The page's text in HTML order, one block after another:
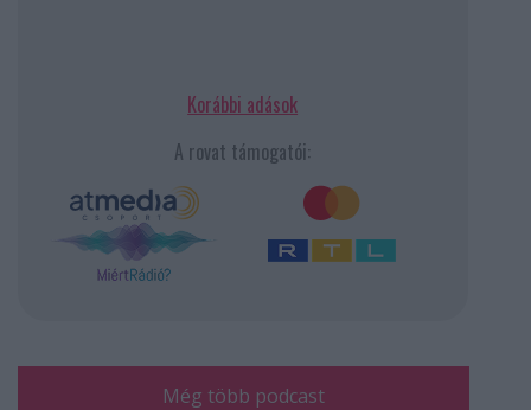
Korábbi adások
A rovat támogatói:
Még több podcast